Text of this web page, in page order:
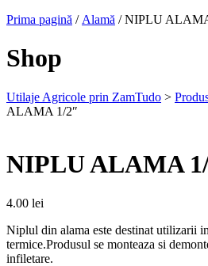
Prima pagină / Alamă / NIPLU
Shop
Utilaje Agricole prin ZamTudo >
ALAMA 1/2″
NIPLU ALAMA
4.00 lei
Niplul din alama este destinat utilizarii
termice.Produsul se monteaza si
infiletare.